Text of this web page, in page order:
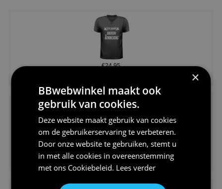
€24,95
€24,95
V-hals shirt rood wit blauw st...
×
BBwebwinkel maakt ook
gebruik van cookies.
Deze website maakt gebruik van cookies
om de gebruikerservaring te verbeteren.
Door onze website te gebruiken, stemt u
in met alle cookies in overeenstemming
met ons Cookiebeleid. Lees verder